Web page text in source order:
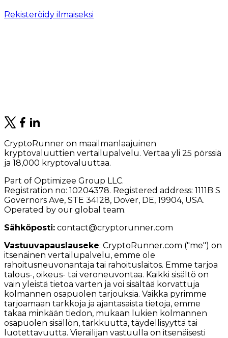
Rekisteröidy ilmaiseksi
CryptoRunner on maailmanlaajuinen
kryptovaluuttien vertailupalvelu. Vertaa yli 25 pörssiä
ja 18,000 kryptovaluuttaa.
Part of Optimizee Group LLC.
Registration no: 10204378. Registered address: 1111B S
Governors Ave, STE 34128, Dover, DE, 19904, USA.
Operated by our global team.
Sähköposti: contact@cryptorunner.com
Vastuuvapauslauseke: CryptoRunner.com ("me") on
itsenäinen vertailupalvelu, emme ole
rahoitusneuvonantaja tai rahoituslaitos. Emme tarjoa
talous-, oikeus- tai veroneuvontaa. Kaikki sisältö on
vain yleistä tietoa varten ja voi sisältää korvattuja
kolmannen osapuolen tarjouksia. Vaikka pyrimme
tarjoamaan tarkkoja ja ajantasaista tietoja, emme
takaa minkään tiedon, mukaan lukien kolmannen
osapuolen sisällön, tarkkuutta, täydellisyyttä tai
luotettavuutta. Vierailijan vastuulla on itsenäisesti